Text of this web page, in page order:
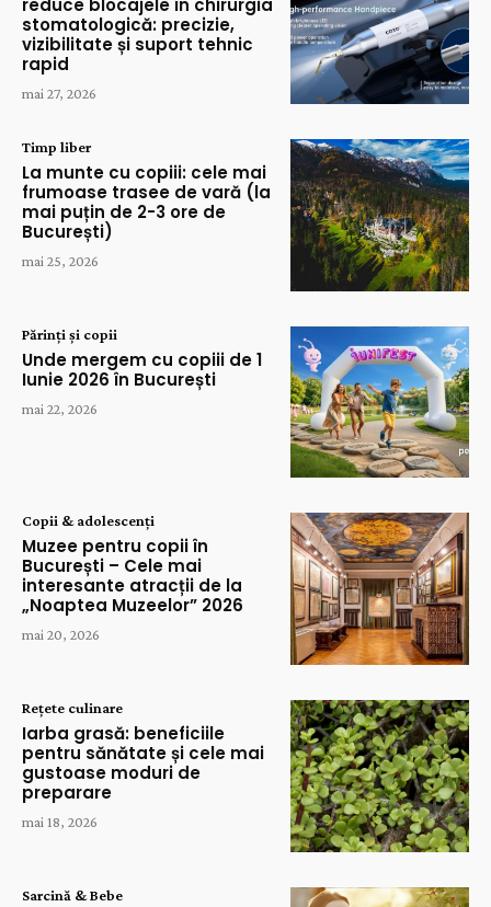
reduce blocajele în chirurgia
stomatologică: precizie,
vizibilitate și suport tehnic
rapid
mai 27, 2026
Timp liber
La munte cu copiii: cele mai
frumoase trasee de vară (la
mai puțin de 2-3 ore de
București)
mai 25, 2026
Părinți și copii
Unde mergem cu copiii de 1
Iunie 2026 în București
mai 22, 2026
Copii & adolescenți
Muzee pentru copii în
București – Cele mai
interesante atracții de la
„Noaptea Muzeelor” 2026
mai 20, 2026
Rețete culinare
Iarba grasă: beneficiile
pentru sănătate și cele mai
gustoase moduri de
preparare
mai 18, 2026
Sarcină & Bebe